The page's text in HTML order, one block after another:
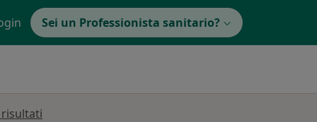
Sei un Professionista sanitario?